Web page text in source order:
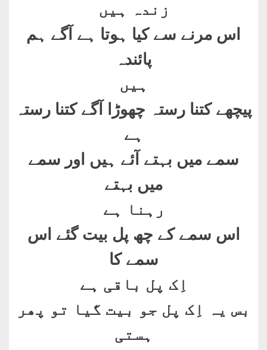
زندہ ہیں
اس مرنے سے کیا ہوتا ہے آگے ہم
پائندہ
ہیں
پیچھے کتنا رستہ چھوڑا آگے کتنا رستہ
ہے
سمے میں بہتے آئے ہیں اور سمے
میں بہتے
رہنا ہے
اس سمے کے چھ پل بیت گئے اس
سمے کا
اِک پل باقی ہے
بس یہ اِک پل جو بیت گیا تو پھر
ہستی